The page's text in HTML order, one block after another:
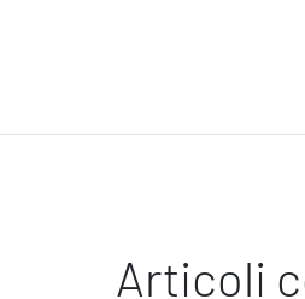
Articoli